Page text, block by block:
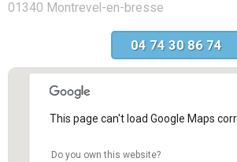
01340 Montrevel-en-bresse
04 74 30 86 74
This page can't load Google Maps
Do you own this website?